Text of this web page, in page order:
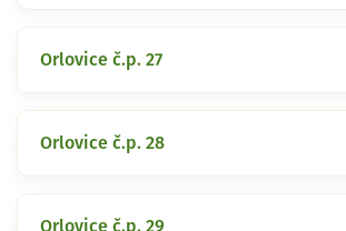
Orlovice č.p. 27
Orlovice č.p. 28
Orlovice č.p. 29